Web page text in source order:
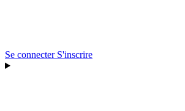
Se connecter S'inscrire